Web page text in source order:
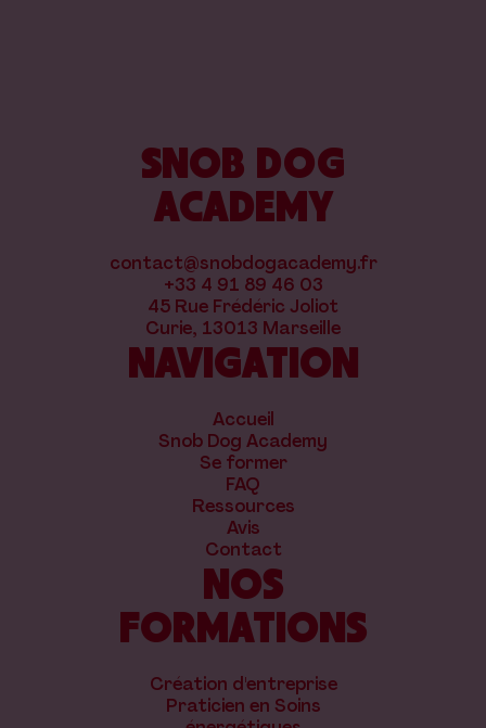
SNOB DOG
ACADEMY
contact@snobdogacademy.fr
+33 4 91 89 46 03
45 Rue Frédéric Joliot
Curie, 13013 Marseille
NAVIGATION
Accueil
Snob Dog Academy
Se former
FAQ
Ressources
Avis
Contact
NOS
FORMATIONS
Création d'entreprise
Praticien en Soins